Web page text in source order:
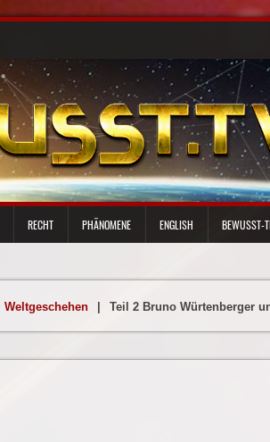
RECHT PHÄNOMENE ENGLISH BEWUSST-
Weltgeschehen Teil 2 Bruno Würtenberger